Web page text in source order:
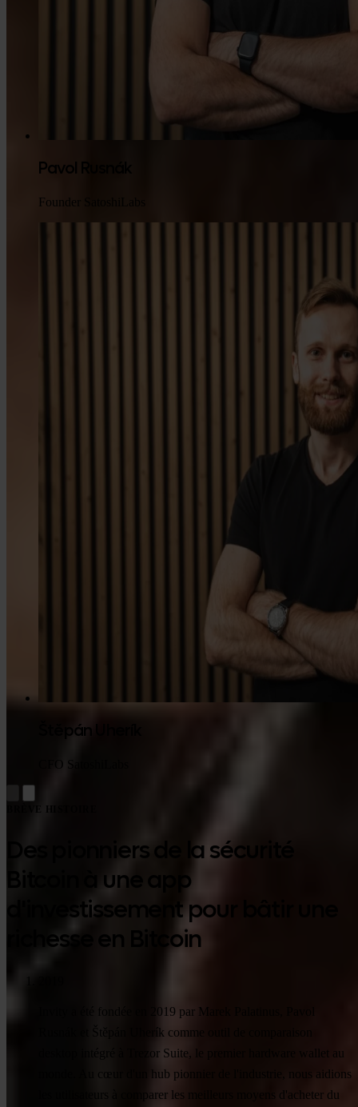
Pavol Rusnák
Founder SatoshiLabs
Štěpán Uherík
CFO SatoshiLabs
BRÈVE HISTOIRE
Des pionniers de la sécurité
Bitcoin à une app
d'investissement pour bâtir une
richesse en Bitcoin
Invity a été fondée en 2019 par Marek Palatinus, Pavol
Rusnák et Štěpán Uherík comme outil de comparaison
desktop intégré à Trezor Suite, le premier hardware wallet au
monde. Au cœur d'un hub pionnier de l'industrie, nous aidions
les utilisateurs à comparer les meilleurs moyens d'acheter du